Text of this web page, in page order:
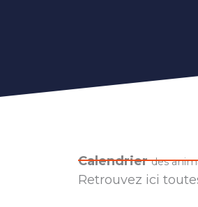
Calendrierdes
Retrouvez ici